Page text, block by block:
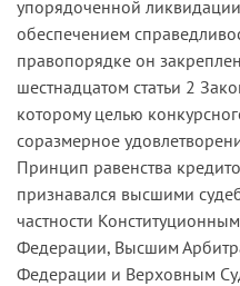
упорядоченной
обеспечением
правопорядке он
шестнадцатом статьи 2
которому целью
соразмерное
Принцип равенства
признавался высшими
частности
Федерации, Высшим
Федерации и Верховным